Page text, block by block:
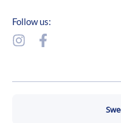
Follow us:
I
t
F
a
e